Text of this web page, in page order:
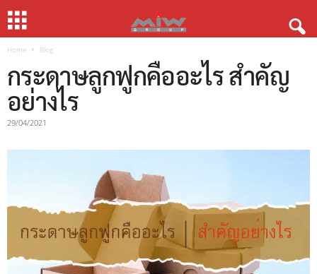
Home Blog
กระดาษลูกฟูกคืออะไร สำคัญ
อย่างไร
29/04/2021